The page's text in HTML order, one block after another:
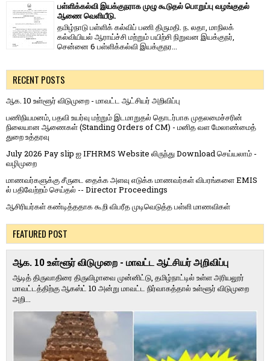
பள்ளிக்கல்வி இயக்குநராக முழு கூடுதல் பொறுப்பு வழங்குதல்
ஆணை வெளியீடு.
தமிழ்நாடு பள்ளிக் கல்விப் பணி திருமதி. ந. லதா, மாநிலக்
கல்வியியல் ஆராய்ச்சி மற்றும் பயிற்சி நிறுவன இயக்குநர்,
சென்னை 6 பள்ளிக்கல்வி இயக்குநர...
RECENT POSTS
ஆக. 10 உள்ளூர் விடுமுறை - மாவட்ட ஆட்சியர் அறிவிப்பு
பணிநியமனம், பதவி உயர்வு மற்றும் இடமாறுதல் தொடர்பாக முதலமைச்சரின்
நிலையான ஆணைகள் (Standing Orders of CM) - மனித வள மேலாண்மைத்
துறை உத்தரவு
July 2026 Pay slip ஐ IFHRMS Website லிருந்து Download செய்யலாம் -
வழிமுறை
மாணவர்களுக்கு சீருடை தைக்க அளவு எடுக்க மாணவர்கள் விபரங்களை EMIS
ல் பதிவேற்றம் செய்தல் -- Director Proceedings
ஆசிரியர்கள் கண்டித்ததாக கூறி விபரீத முடிவெடுத்த பள்ளி மாணவிகள்
FEATURED POST
ஆக. 10 உள்ளூர் விடுமுறை - மாவட்ட ஆட்சியர் அறிவிப்பு
ஆடித் திருவாதிரை திருவிழாவை முன்னிட்டு, தமிழ்நாட்டில் உள்ள அரியலூர்
மாவட்டத்திற்கு ஆகஸ்ட் 10 அன்று மாவட்ட நிர்வாகத்தால் உள்ளூர் விடுமுறை
அறி...